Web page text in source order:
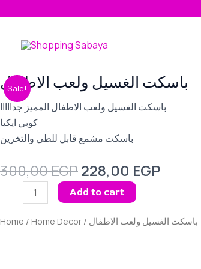
content
باسكت الغسيل ولعب الاطفال
باسكت الغسيل ولعب الاطفال المميز جدااااا
كوبي ايكيا
باسكت مشمع قابل للطي والتخزين
300,00EGP
Original
price
was:
228,00 EGP
price
is:
باسكت
الغسيل
ولعب
الاطفال
quantity
Add to cart
Home / Home Decor / باسكت الغسيل ولعب الاطفال
Sale!